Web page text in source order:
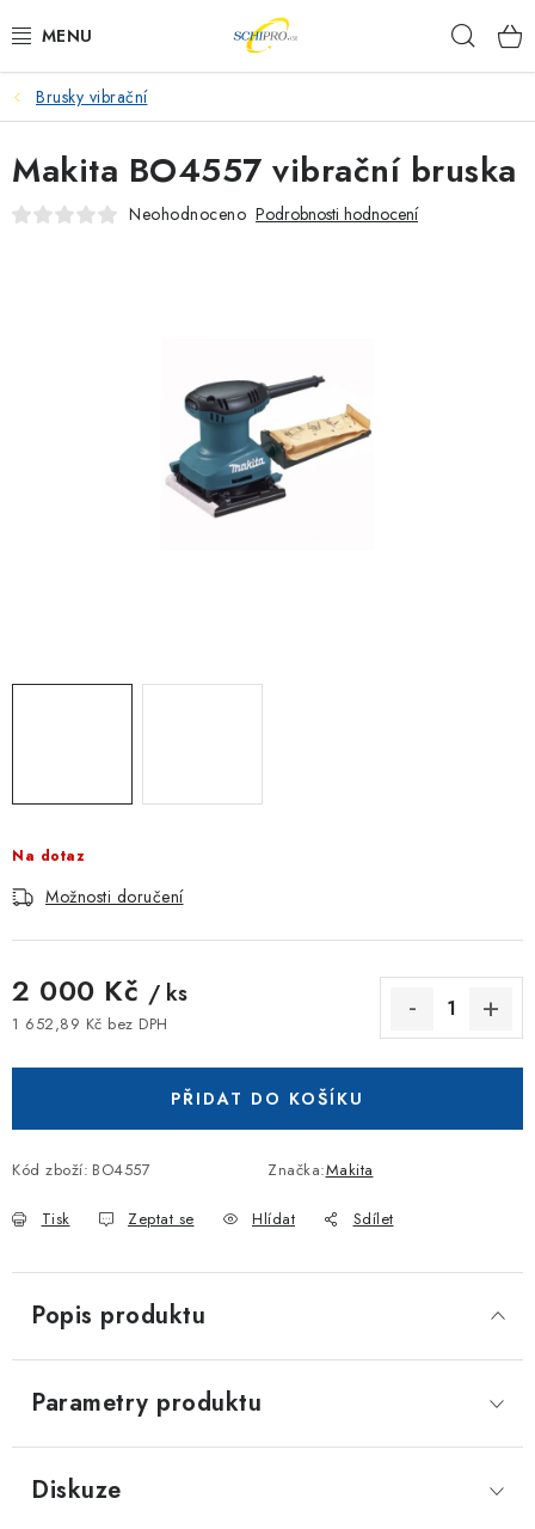
na
AKU NÁŘADÍ
ELEKTRICKÉ NÁŘADÍ
PŘÍSLUŠENSTVÍ
ZAHRADNÍ TECHNIKA
Moje objednávka / odstoupení od smlouvy
Brusky vibrační
Na dotaz
Možnosti doručení
2 000 Kč / ks
1 652,89 Kč bez DPH
PŘIDAT DO KOŠÍKU
Kód zboží: BO4557 Značka:Makita
Tisk Zeptat se Hlídat Sdílet
Makita BO4557 vibrační bruska
Neohodnoceno Podrobnosti hodnocení
Popis produktu
Parametry produktu
Diskuze